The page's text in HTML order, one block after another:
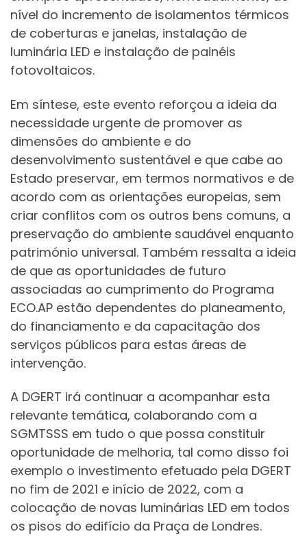
nível do incremento de isolamentos térmicos
de coberturas e janelas, instalação de
luminária LED e instalação de painéis
fotovoltaicos.
Em síntese, este evento reforçou a ideia da
necessidade urgente de promover as
dimensões do ambiente e do
desenvolvimento sustentável e que cabe ao
Estado preservar, em termos normativos e de
acordo com as orientações europeias, sem
criar conflitos com os outros bens comuns, a
preservação do ambiente saudável enquanto
património universal. Também ressalta a ideia
de que as oportunidades de futuro
associadas ao cumprimento do Programa
ECO.AP estão dependentes do planeamento,
do financiamento e da capacitação dos
serviços públicos para estas áreas de
intervenção.
A DGERT irá continuar a acompanhar esta
relevante temática, colaborando com a
SGMTSSS em tudo o que possa constituir
oportunidade de melhoria, tal como disso foi
exemplo o investimento efetuado pela DGERT
no fim de 2021 e início de 2022, com a
colocação de novas luminárias LED em todos
os pisos do edifício da Praça de Londres.